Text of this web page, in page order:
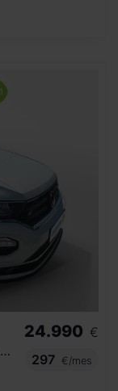
ADVANCE R LINE 1.5 TSI 110KW (150CV) DSG
24.990 €
297
€/mes